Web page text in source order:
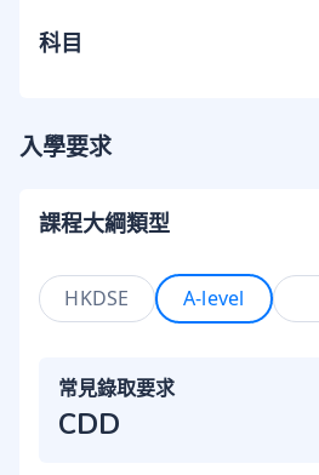
科目
入學要求
課程大綱類型
HKDSE A-level
常見錄取要求
CDD